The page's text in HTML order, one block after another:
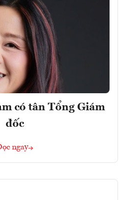
có tân Tổng Giám
đốc
ngay